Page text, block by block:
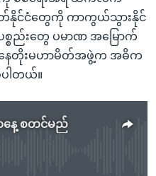
တ်နိုင်ငံတွေကို ကာကွယ်သွားနိုင်
ည်းတွေ ပမာဏ အမြောက်
နေတိုးမဟာမိတ်အဖွဲ့က အဓိက
ပါတယ်။
နေ့ စတင်မည်
available